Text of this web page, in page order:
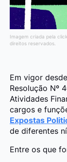
Imagem criada pela
direitos reservados.
Em vigor
Resolução Nº
Atividades
cargos e
Expostas
de diferentes
Entre os que